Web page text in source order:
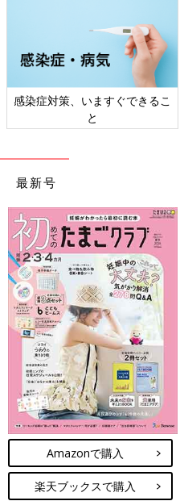
ん・
日本外来小児科学会リー
最新号
Amazonで購入
楽天ブックスで購入